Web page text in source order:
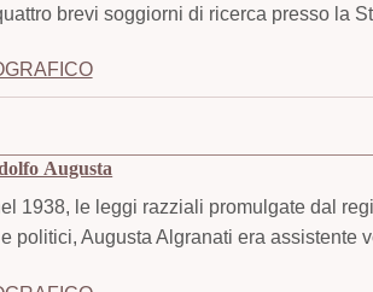
brevi soggiorni di ricerca presso la
Augusta
1938, le leggi razziali promulgate dal
politici, Augusta Algranati era assistente